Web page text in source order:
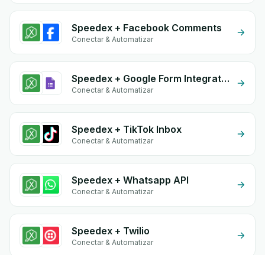
Speedex + Facebook Comments
Conectar & Automatizar
Speedex + Google Form Integration
Conectar & Automatizar
Speedex + TikTok Inbox
Conectar & Automatizar
Speedex + Whatsapp API
Conectar & Automatizar
Speedex + Twilio
Conectar & Automatizar